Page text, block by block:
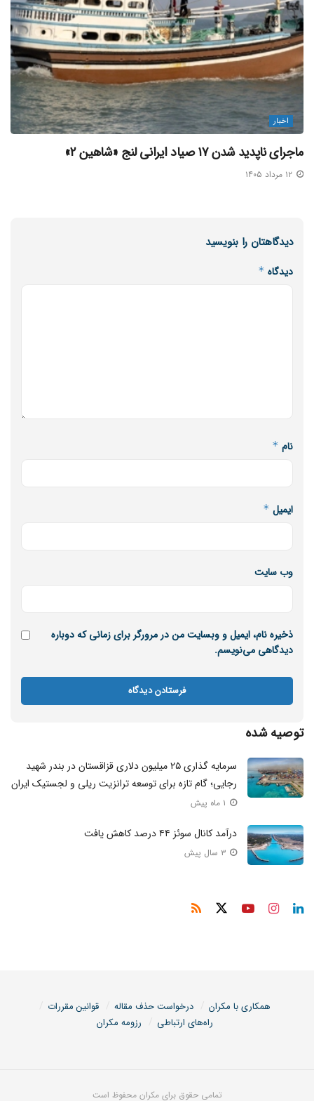
اخبار
ماجرای ناپدید شدن ۱۷ صیاد ایرانی لنج «شاهین ۲»
دیدگاهتان را بنویسید
دیدگاه *
نام *
ایمیل *
وب‌ سایت
ذخیره نام، ایمیل و وبسایت من در مرورگر برای زمانی که دوباره
دیدگاهی می‌نویسم.
توصیه شده
سرمایه گذاری ۲۵ میلیون دلاری قزاقستان در بندر شهید
رجایی؛ گام تازه برای توسعه ترانزیت ریلی و لجستیک ایران
درآمد کانال سوئز ۴۴ درصد کاهش یافت
همکاری با مکران درخواست حذف مقاله
قوانین مقررات
راه‌های ارتباطی
رزومه مکران
تمامی حقوق برای مکران محفوظ است